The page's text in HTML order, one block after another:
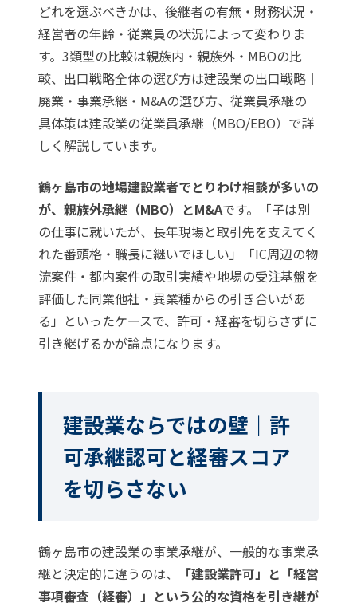
どれを選ぶべきかは、後継者の有無・財務状況・
経営者の年齢・従業員の状況によって変わりま
す。3類型の比較は親族内・親族外・MBOの比
較、出口戦略全体の選び方は建設業の出口戦略｜
廃業・事業承継・M&Aの選び方、従業員承継の
具体策は建設業の従業員承継（MBO/EBO） で詳
しく解説しています。
鶴ヶ島市の地場建設業者でとりわけ相談が多いの
が、親族外承継（MBO）とM&Aです。「子は別
の仕事に就いたが、長年現場と取引先を支えてく
れた番頭格・職長に継いでほしい」「IC周辺の物
流案件・都内案件の取引実績や地場の受注基盤を
評価した同業他社・異業種からの引き合いがあ
る」といったケースで、許可・経審を切らさずに
引き継げるかが論点になります。
建設業ならではの壁｜許
可承継認可と経審スコア
を切らさない
鶴ヶ島市の建設業の事業承継が、一般的な事業承
継と決定的に違うのは、
「建設業許可」と「経営
事項審査（経審）」という公的な資格を引き継が